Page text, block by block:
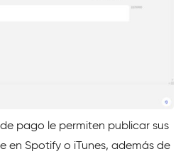
pago le permiten publicar sus
en Spotify o iTunes, además de